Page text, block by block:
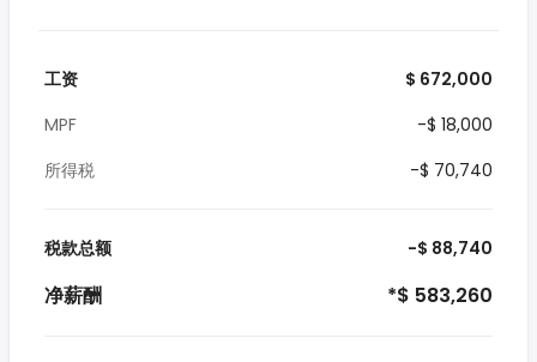
工资
$ 672,000
MPF
-$ 18,000
所得税
-$ 70,740
税款总额 -$ 88,740
净薪酬 *$ 583,260